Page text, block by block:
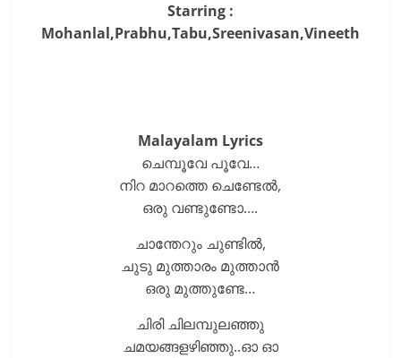
Starring :
Mohanlal,Prabhu,Tabu,Sreenivasan,Vineeth
Malayalam Lyrics
ചെമ്പൂവേ പൂവേ…
നിറ മാറത്തെ ചെണ്ടേൽ,
ഒരു വണ്ടുണ്ടോ….
ചാന്തേറും ചുണ്ടിൽ,
ചുടു മുത്താരം മുത്താൻ
ഒരു മുത്തുണ്ടേ…
ചിരി ചിലമ്പുലഞ്ഞു
ചമയങ്ങളഴിഞ്ഞു..ഓ ഓ